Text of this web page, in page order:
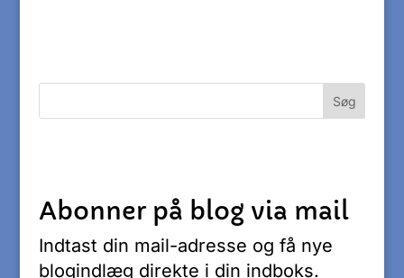
Abonner på blog via mail
Indtast din mail-adresse og få nye
blogindlæg direkte i din indboks.